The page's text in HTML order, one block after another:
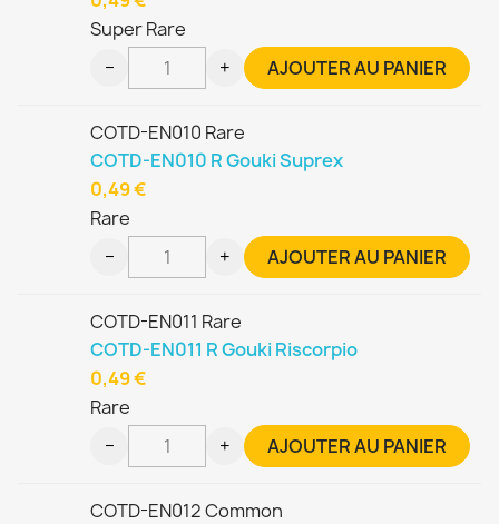
Super Rare
− + AJOUTER AU PANIER
COTD-EN010 Rare
COTD-EN010 R Gouki Suprex
Rare
0,49 €
− + AJOUTER AU PANIER
COTD-EN011 Rare
COTD-EN011 R Gouki Riscorpio
Rare
0,49 €
− + AJOUTER AU PANIER
COTD-EN012 Common